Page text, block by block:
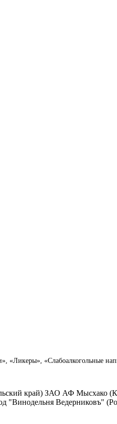
«Ликеры», «Слабоалкогольные
край) ЗАО АФ Мысхако
Ведерниковъ"